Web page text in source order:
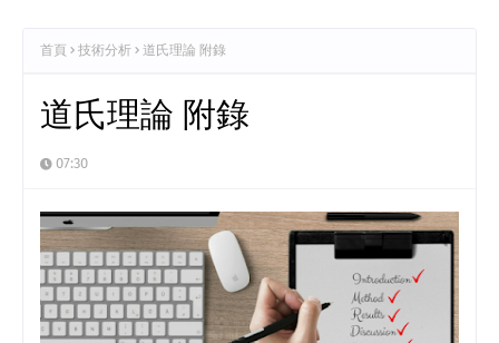
首頁 技術分析 道氏理論 附錄
道氏理論 附錄
07:30